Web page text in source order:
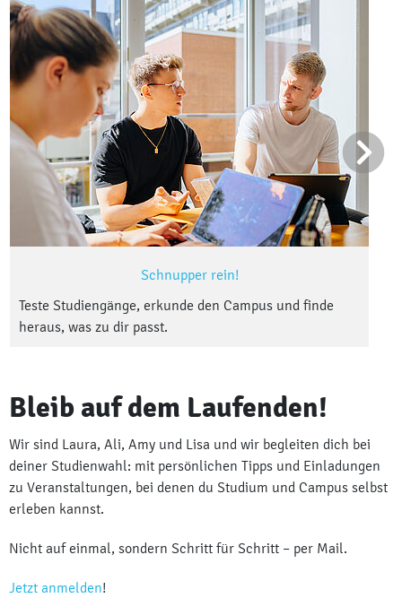
Schnupper rein!
Teste Studiengänge, erkunde den Campus und finde
heraus, was zu dir passt.
Bleib auf dem Laufenden!
Wir sind Laura, Ali, Amy und Lisa und wir begleiten dich bei
deiner Studienwahl: mit persönlichen Tipps und Einladungen
zu Veranstaltungen, bei denen du Studium und Campus selbst
erleben kannst.
Nicht auf einmal, sondern Schritt für Schritt – per Mail.
Jetzt anmelden!